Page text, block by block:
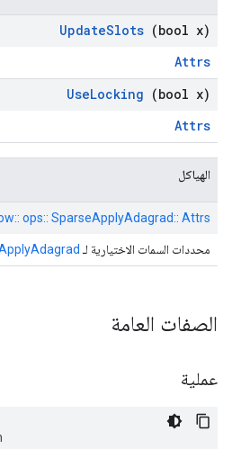
UpdateSlots (bool x)
Attrs
UseLocking (bool x)
Attrs
الهياكل
ops:: SparseApplyAdagrad:: Attrs
محددات السمات الاختيارية لـ
الصفات العامة
عملية